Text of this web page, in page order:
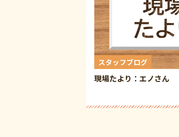
スタッフブログ
現場たより：エノさん